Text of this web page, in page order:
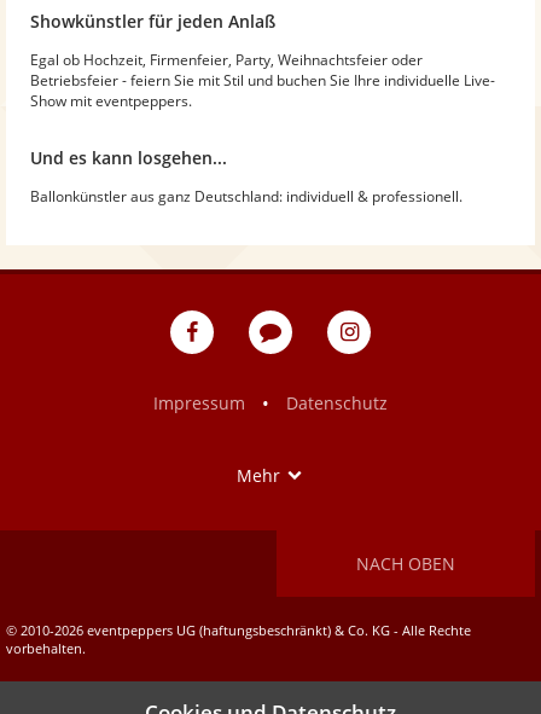
Showkünstler für jeden Anlaß
Egal ob Hochzeit, Firmenfeier, Party, Weihnachtsfeier oder
Betriebsfeier - feiern Sie mit Stil und buchen Sie Ihre individuelle Live-
Show mit eventpeppers.
Und es kann losgehen...
Ballonkünstler aus ganz Deutschland: individuell & professionell.
eventpeppers
Blog
eventpeppers
Impressum
• Datenschutz
Mehr
NACH OBEN
© 2010-2026 eventpeppers UG (haftungsbeschränkt) & Co. KG - Alle Rechte
vorbehalten.